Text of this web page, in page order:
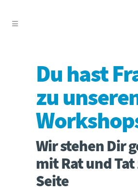
Du hast
zu
Wir stehen Dir
mit Rat und
Seite